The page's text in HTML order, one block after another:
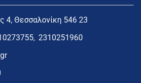
4, Θεσσαλονίκη 546 23
, 2310251960